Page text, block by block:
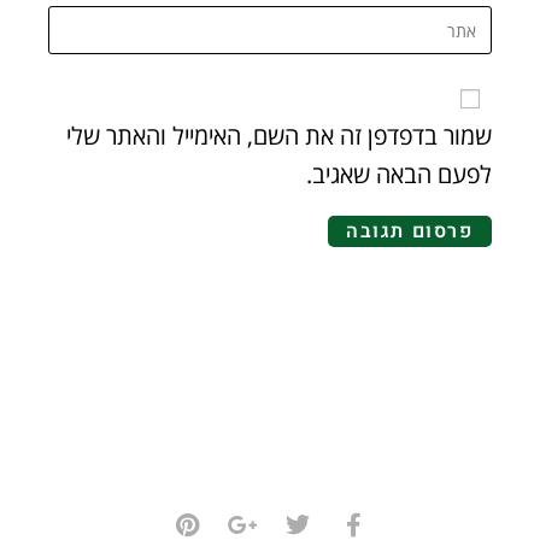
שמור בדפדפן זה את השם, האימייל והאתר שלי
לפעם הבאה שאגיב.